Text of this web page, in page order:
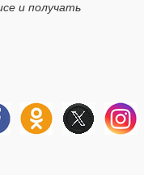
и получать